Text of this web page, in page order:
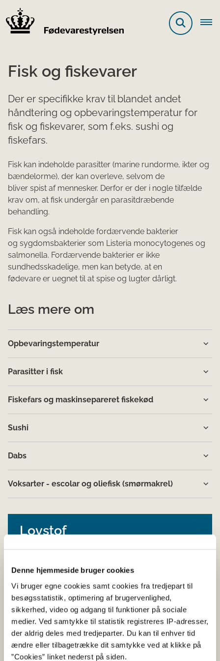
Denne hjemmeside bruger cookies
Vi bruger egne cookies samt cookies fra tredjepart til
besøgsstatistik, optimering af brugervenlighed,
sikkerhed, video og adgang til funktioner på sociale
medier. Ved samtykke til statistik registreres IP-adresser,
der aldrig deles med tredjeparter. Du kan til enhver tid
ændre eller tilbagetrække dit samtykke ved at klikke på
”Cookies” linket nederst på siden.
Fisk og fiskevarer
Der er specifikke krav til blandet andet
håndtering og opbevaringstemperatur for
fisk og fiskevarer, som f.eks. sushi og
fiskefars.
Fisk kan indeholde parasitter (marine rundorme, ikter og
bændelorme), der kan overleve, selvom de
bliver spist af mennesker. Derfor er der i nogle tilfælde
krav om, at fisk undergår en parasitdræbende
behandling.
Fisk kan også indeholde fordærvende bakterier
og sygdomsbakterier som Listeria monocytogenes og
salmonella. Fordærvende bakterier er ikke
sundhedsskadelige, men kan betyde, at en
fødevare er uegnet til at spise og lugter dårligt.
Læs mere om
Opbevaringstemperatur
Parasitter i fisk
Fiskefars og maskinsepareret fiskekød
Sushi
Dabs
Voksarter - escolar og oliefisk (smørma​​krel)
Lovstof
Gå til Hygiejnevejledningen